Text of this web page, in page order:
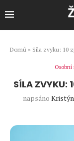
Domů » Síla zvyku: 10
Osobní
SÍLA ZVYKU:
napsáno